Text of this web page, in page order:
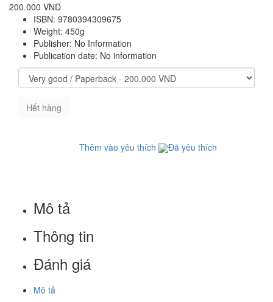
200.000 VND
ISBN: 9780394309675
Weight: 450g
Publisher: No Information
Publication date: No information
Hết hàng
Thêm vào yêu thích Đã yêu thích
Mô tả
Thông tin
Đánh giá
Mô tả